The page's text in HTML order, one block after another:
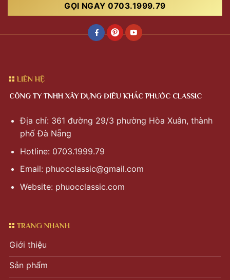
GỌI NGAY 0703.1999.79
LIÊN HỆ
CÔNG TY TNHH XÂY DỰNG ĐIÊU KHẮC PHƯỚC CLASSIC
Địa chỉ: 361 đường 29/3 phường Hòa Xuân, thành
phố Đà Nẵng
Hotline: 0703.1999.79
Email: phuocclassic@gmail.com
Website: phuocclassic.com
TRANG NHANH
Giới thiệu
Sản phẩm